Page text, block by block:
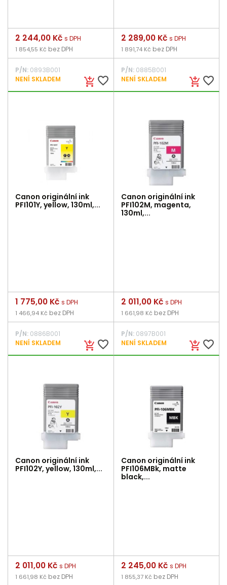
add_shopping_cart favorite_border
Cena
2 244,00 Kč s DPH
1 854,55 Kč bez DPH
P/N: 0893B001
NENÍ SKLADEM
add_shopping_cart favorite_border
Cena
2 289,00 Kč s DPH
1 891,74 Kč bez DPH
P/N:0885B001
NENÍ SKLADEM
Canon originální ink
PFI101Y, yellow, 130ml,...
add_shopping_cart favorite_border
Cena
1 775,00 Kč s DPH
1 466,94 Kč bez DPH
P/N: 0886B001
NENÍ SKLADEM
Canon originální ink
PFI102M, magenta,
130ml,...
add_shopping_cart favorite_border
Cena
2 011,00 Kč s DPH
1 661,98 Kč bez DPH
P/N:0897B001
NENÍ SKLADEM
Canon originální ink
PFI102Y, yellow, 130ml,...
Cena
2 011,00 Kč s DPH
1 661,98 Kč bez DPH
Canon originální ink
PFI106MBk, matte
black,...
Cena
2 245,00 Kč s DPH
1 855,37 Kč bez DPH